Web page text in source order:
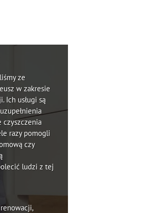
ze
w zakresie
Ich usługi są
czyszczenia
razy pomogli
czy
ludzi z tej